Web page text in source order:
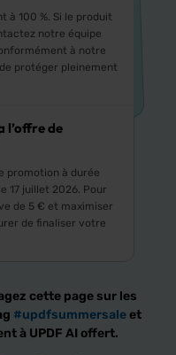
à 100 %. Si le produit
notre équipe
à notre
protéger pleinement
l’offre de
promotion à durée
17 juillet 2026. Pour
de 5 € et maximiser
de finaliser votre
cette page sur les
#updfsummersaleet
à UPDF AI offert.